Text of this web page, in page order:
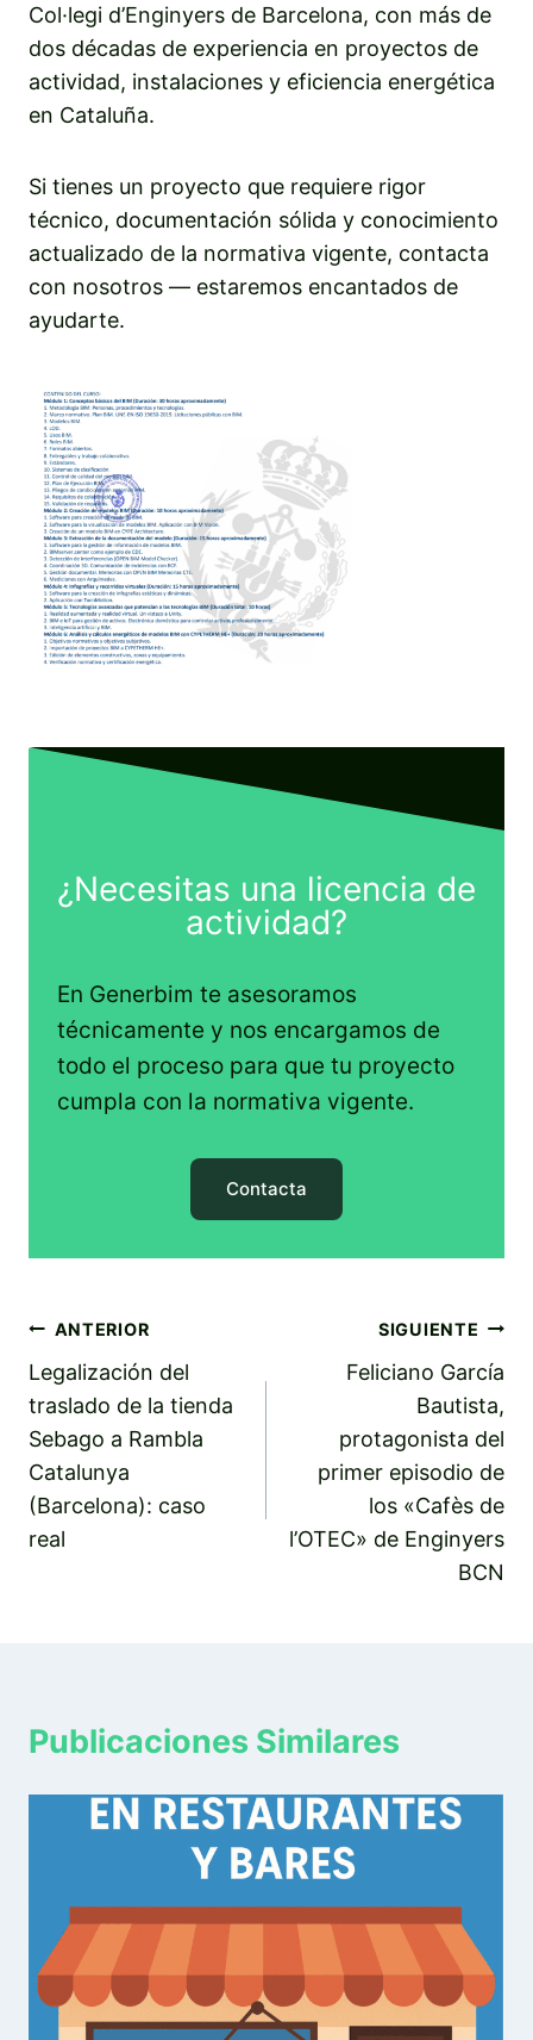
Col·legi d’Enginyers de Barcelona, con más de
dos décadas de experiencia en proyectos de
actividad, instalaciones y eficiencia energética
en Cataluña.
Si tienes un proyecto que requiere rigor
técnico, documentación sólida y conocimiento
actualizado de la normativa vigente, contacta
con nosotros — estaremos encantados de
ayudarte.
¿Necesitas una licencia de
actividad?
En Generbim te asesoramos
técnicamente y nos encargamos de
todo el proceso para que tu proyecto
cumpla con la normativa vigente.
Contacta
Navegación
de
entradas
ANTERIOR
Legalización del
traslado de la tienda
Sebago a Rambla
Catalunya
(Barcelona): caso
real
SIGUIENTE
Feliciano García
Bautista,
protagonista del
primer episodio de
los «Cafès de
l’OTEC» de Enginyers
BCN
Publicaciones Similares